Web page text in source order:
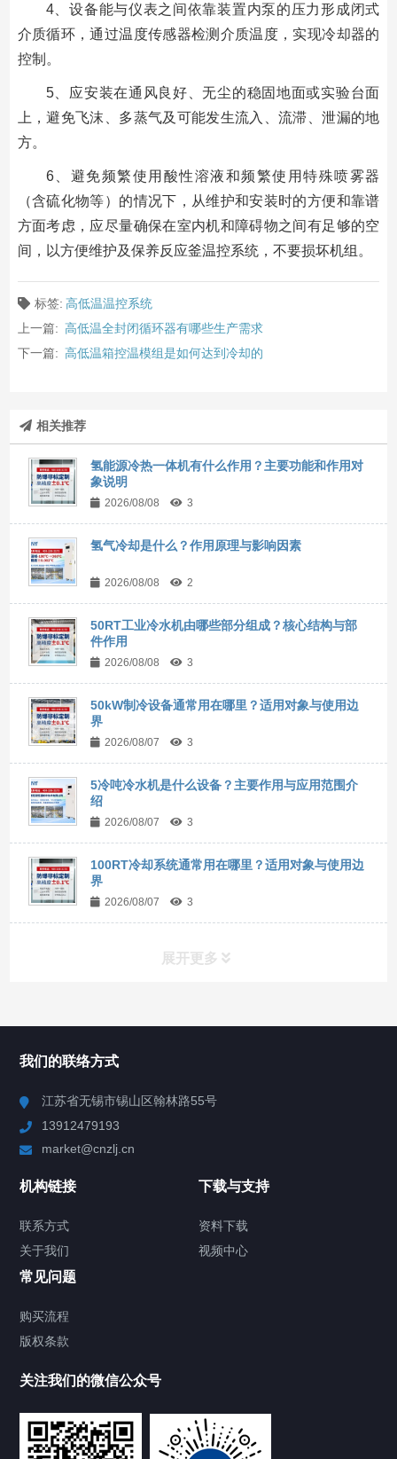
4、设备能与仪表之间依靠装置内泵的压力形成闭式
介质循环，通过温度传感器检测介质温度，实现冷却器的
控制。
5、应安装在通风良好、无尘的稳固地面或实验台面
上，避免飞沫、多蒸气及可能发生流入、流滞、泄漏的地
方。
6、避免频繁使用酸性溶液和频繁使用特殊喷雾器
（含硫化物等）的情况下，从维护和安装时的方便和靠谱
方面考虑，应尽量确保在室内机和障碍物之间有足够的空
间，以方便维护及保养反应釜温控系统，不要损坏机组。
标签: 高低温温控系统
上一篇: 高低温全封闭循环器有哪些生产需求
下一篇: 高低温箱控温模组是如何达到冷却的
相关推荐
氢能源冷热一体机有什么作用？主要功能和作用对
象说明
2026/08/08 3
氢气冷却是什么？作用原理与影响因素
2026/08/08 2
50RT工业冷水机由哪些部分组成？核心结构与部
件作用
2026/08/08 3
50kW制冷设备通常用在哪里？适用对象与使用边
界
2026/08/07 3
5冷吨冷水机是什么设备？主要作用与应用范围介
绍
2026/08/07 3
100RT冷却系统通常用在哪里？适用对象与使用边
界
2026/08/07 3
展开更多
Chiller高精度制冷循环器
TCU温度控制单元
Chiller气体控温系统
Chamber试验箱
我们的联络方式
江苏省无锡市锡山区翰林路55号
13912479193
market@cnzlj.cn
机构链接
联系方式
关于我们
下载与支持
资料下载
视频中心
常见问题
购买流程
版权条款
关注我们的微信公众号